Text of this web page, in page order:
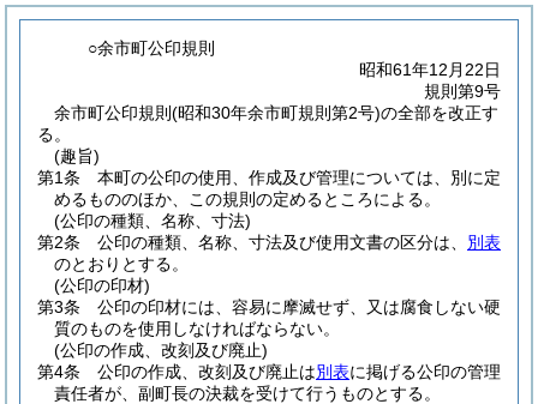
○余市町公印規則
昭和61年12月22日
規則第9号
余市町公印規則(昭和30年余市町規則第2号)の全部を改正す
る。
(趣旨)
第1条
本町の公印の使用、作成及び管理については、別に定
めるもののほか、この規則の定めるところによる。
(公印の種類、名称、寸法)
第2条
公印の種類、名称、寸法及び使用文書の区分は、 別表
のとおりとする。
(公印の印材)
第3条
公印の印材には、容易に摩滅せず、又は腐食しない硬
質のものを使用しなければならない。
(公印の作成、改刻及び廃止)
第4条
公印の作成、改刻及び廃止は別表に掲げる公印の管理
責任者が、副町長の決裁を受けて行うものとする。